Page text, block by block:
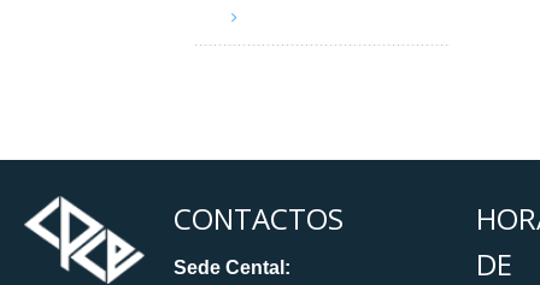
CONTACTOS
Sede Cental:
DE